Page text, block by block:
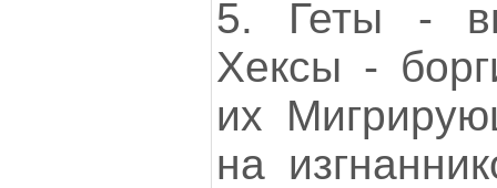
5. Геты -
Хексы -
их
на